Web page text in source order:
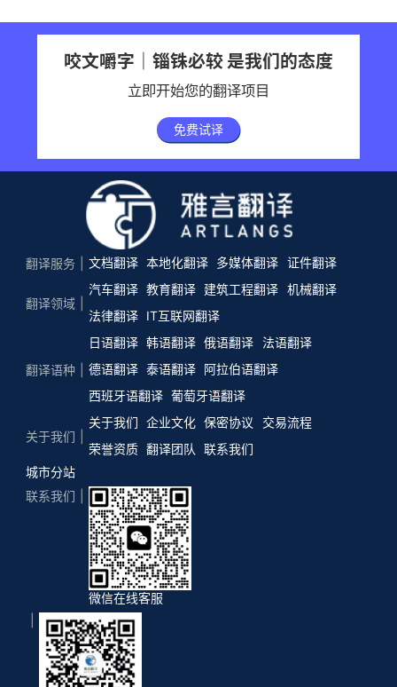
咬文嚼字｜锱铢必较 是我们的态度
立即开始您的翻译项目
免费试译
翻译服务 文档翻译 本地化翻译 多媒体翻译 证件翻译
翻译领域
汽车翻译 教育翻译 建筑工程翻译 机械翻译
法律翻译
IT互联网翻译
翻译语种
日语翻译 韩语翻译 俄语翻译
法语翻译
德语翻译 泰语翻译 阿拉伯语翻译
西班牙语翻译 葡萄牙语翻译
关于我们
关于我们 企业文化 保密协议
交易流程
荣誉资质 翻译团队
联系我们
城市分站
联系我们
微信在线客服